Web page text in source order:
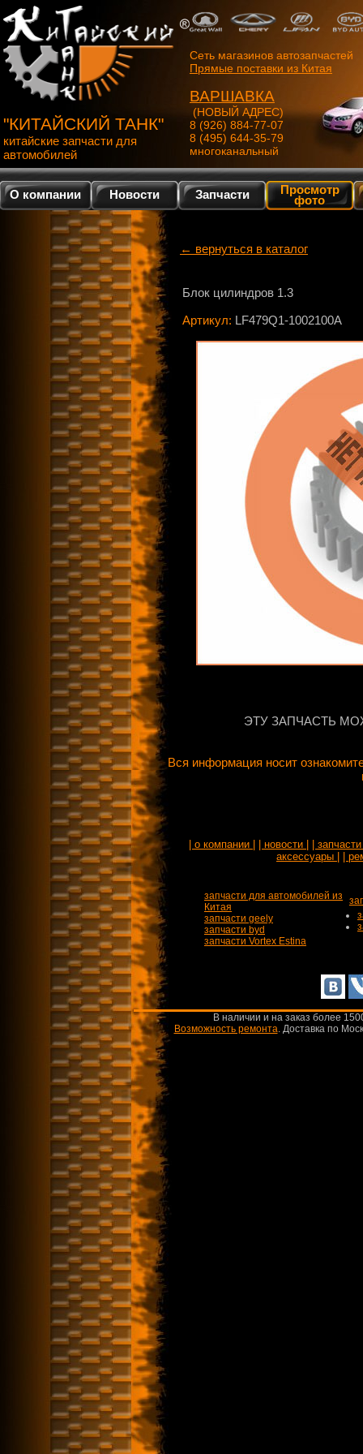
"КИТАЙСКИЙ ТАНК"
китайские запчасти для
автомобилей
Сеть магазинов автозапчастей
Прямые поставки из Китая
ВАРШАВКА
(НОВЫЙ АДРЕС)
8 (926) 884-77-07
8 (495) 644-35-79
многоканальный
О компании Новости Запчасти Просмотр
фото
← вернуться в каталог
Блок цилиндров 1.3
Артикул: LF479Q1-1002100A
ЭТУ ЗАПЧАСТЬ
Вся информация носит
| о компании | | новости |
|
аксессуары |
|
запчасти для автомобилей из
Китая
запчасти geely
запчасти byd
запчасти Vortex Estina
В наличии и на заказ более
Возможность ремонта.Доставка по